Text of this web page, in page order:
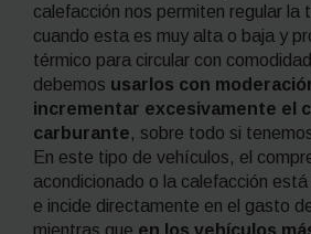
calefacción nos permiten regular la
cuando esta es muy alta o baja y
térmico para circular con
debemos usarlos con
incrementar excesivamente el
carburante, sobre todo si
En este tipo de vehículos, el
acondicionado o la calefacción
e incide directamente en el gasto
mientras que en los vehículos